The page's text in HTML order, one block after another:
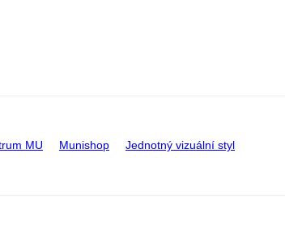
MU Munishop Jednotný vizuální styl